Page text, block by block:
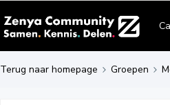
Terug naar homepage Groepen